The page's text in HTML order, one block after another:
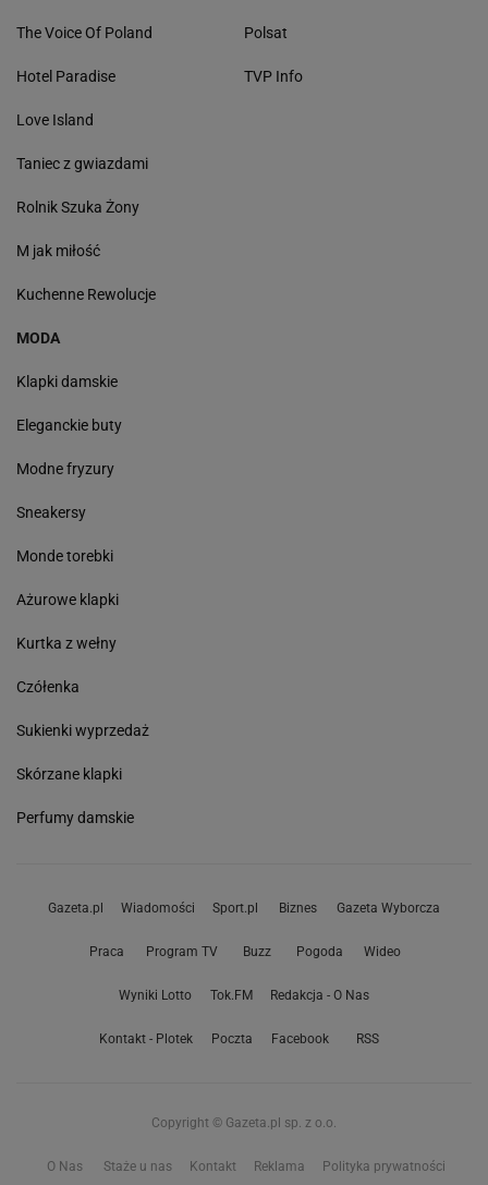
The Voice Of Poland
Hotel Paradise
Love Island
Taniec z gwiazdami
Rolnik Szuka Żony
M jak miłość
Kuchenne Rewolucje
Polsat
TVP Info
MODA
Klapki damskie
Eleganckie buty
Modne fryzury
Sneakersy
Monde torebki
Ażurowe klapki
Kurtka z wełny
Czółenka
Sukienki wyprzedaż
Skórzane klapki
Perfumy damskie
Gazeta.pl Wiadomości Sport.pl Biznes Gazeta Wyborcza
Praca Program TV Buzz Pogoda Wideo
Wyniki Lotto Tok.FM Redakcja - O Nas
Kontakt - Plotek Poczta Facebook RSS
Copyright © Gazeta.pl sp. z o.o.
O Nas Staże u nas Kontakt Reklama Polityka prywatności